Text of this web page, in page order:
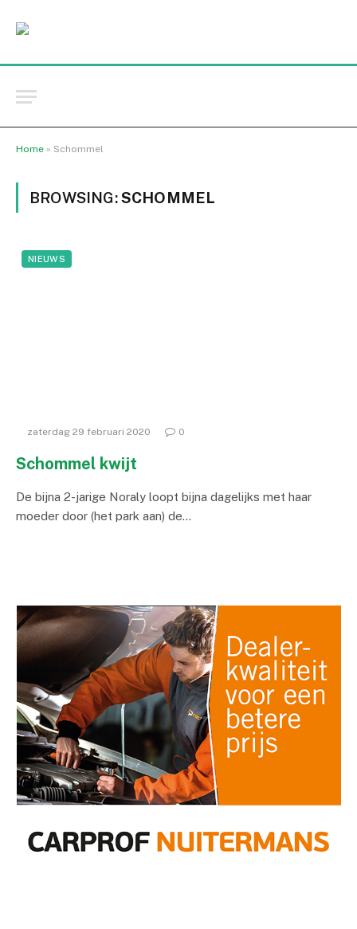
Home » Schommel
BROWSING:SCHOMMEL
NIEUWS
zaterdag 29 februari 2020 0
Schommel kwijt
De bijna 2-jarige Noraly loopt bijna dagelijks met haar
moeder door (het park aan) de…